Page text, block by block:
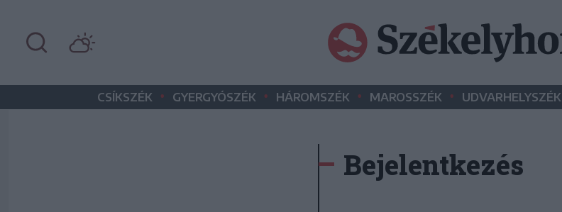
CSÍKSZÉK • GYERGYÓSZÉK • HÁROMSZÉK • MAROSSZÉK • UDVARHELYSZÉK
Bejelentkezés